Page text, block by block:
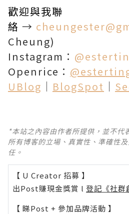
歡迎與我聯
絡 →
Cheung)
Instagram：
Openrice：
UBlog │ BlogSpot │
*本站之內容由作者所提供，並不代
所有博客的立場、真實性、準確性
任。
【 U Creator 招募 】
出Post賺現金獎賞 l 登記《社群
【 睇Post + 參加品牌活動 】